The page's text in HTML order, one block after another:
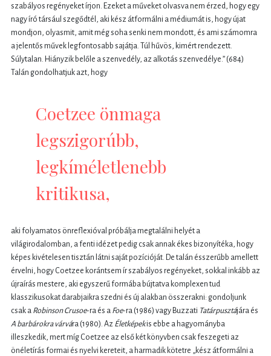
szabályos regényeket írjon. Ezeket a műveket olvasva nem érzed, hogy egy
nagy író társául szegődtél, aki kész átformálni a médiumát is, hogy újat
mondjon, olyasmit, amit még soha senki nem mondott, és ami számomra
a jelentős művek legfontosabb sajátja. Túl hűvös, kimért rendezett.
Súlytalan. Hiányzik belőle a szenvedély, az alkotás szenvedélye.” (684)
Talán gondolhatjuk azt, hogy
Coetzee önmaga
legszigorúbb,
legkíméletlenebb
kritikusa,
aki folyamatos önreflexióval próbálja megtalálni helyét a
világirodalomban, a fenti idézet pedig csak annak ékes bizonyítéka, hogy
képes kivételesen tisztán látni saját pozícióját. De talán ésszerűbb amellett
érvelni, hogy Coetzee korántsem ír szabályos regényeket, sokkal inkább az
újraírás mestere, aki egyszerű formába bújtatva komplexen tud
klasszikusokat darabjaikra szedni és új alakban összerakni: gondoljunk
csak a Robinson Crusoe-ra és a Foe-ra (1986) vagy Buzzati Tatárpusztájára és
A barbárokra várvára (1980). Az Életképekis ebbe a hagyományba
illeszkedik, mert míg Coetzee az első két könyvben csak feszegeti az
önéletírás formai és nyelvi kereteit, a harmadik kötetre „kész átformálni a